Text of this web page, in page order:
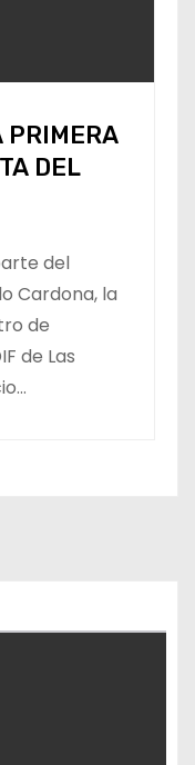
PRIMERA
DEL
del
Cardona, la
de
de Las